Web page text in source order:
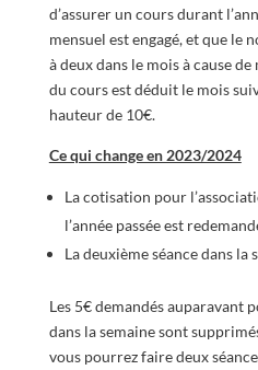
d’assurer un cours durant
mensuel est engagé, et que le
à deux dans le mois à cause
du cours est déduit le mois
hauteur de 10€.
Ce qui change en 2023/2024
La cotisation pour
l’année passée est
La deuxième séance dans la
Les 5€ demandés auparavant
dans la semaine sont
vous pourrez faire deux